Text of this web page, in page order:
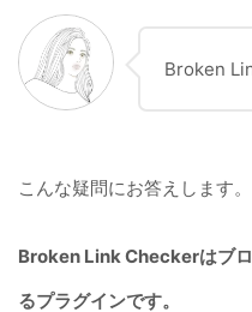
Broken
こんな疑問にお答えします。
Broken Link Checkerはブ
るプラグインです。